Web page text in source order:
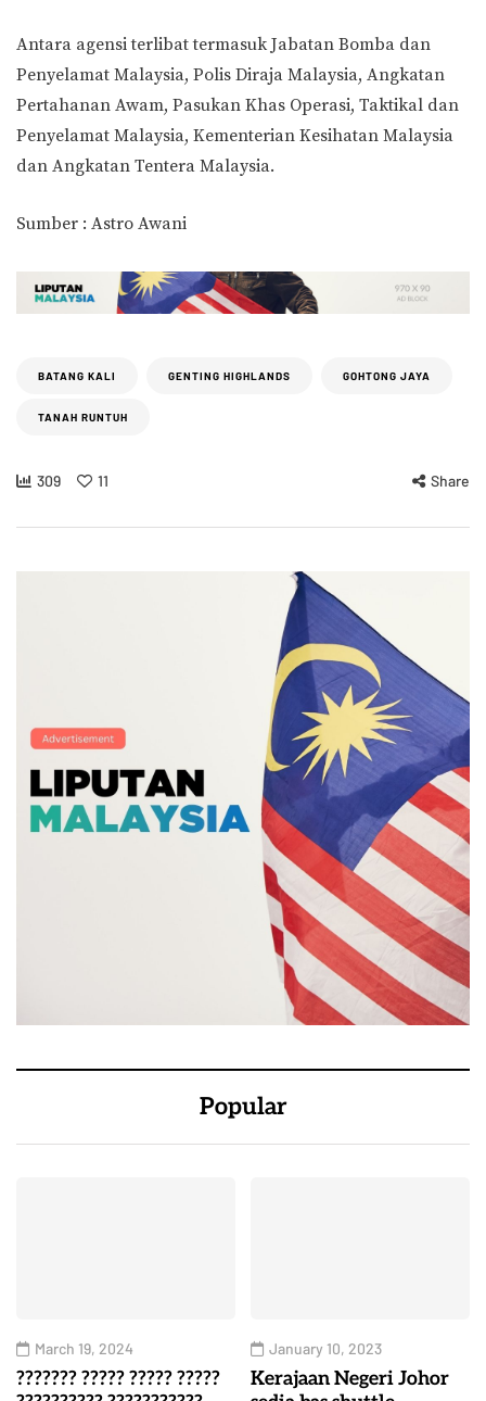
Antara agensi terlibat termasuk Jabatan Bomba dan
Penyelamat Malaysia, Polis Diraja Malaysia, Angkatan
Pertahanan Awam, Pasukan Khas Operasi, Taktikal dan
Penyelamat Malaysia, Kementerian Kesihatan Malaysia
dan Angkatan Tentera Malaysia.
Sumber : Astro Awani
BATANG KALI GENTING HIGHLANDS GOHTONG JAYA
TANAH RUNTUH
309 11 Share
Popular
March 19, 2024
??????? ????? ????? ?????
January 10, 2023
Kerajaan Negeri Johor